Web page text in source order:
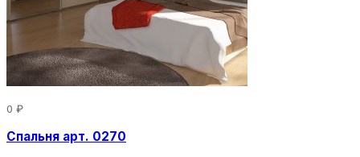
0 ₽
Спальня арт. 0270